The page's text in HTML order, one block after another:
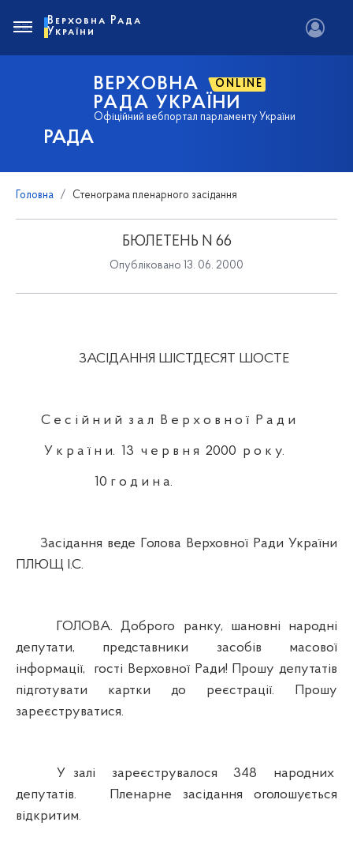
РАДА
ВЕРХОВНА ONLINE
РАДА УКРАЇНИ
Офіційний вебпортал парламенту України
Верховна Рада
України
Головна Стенограма пленарного засідання
БЮЛЕТЕНЬ N 66
Опубліковано 13. 06. 2000
ЗАСІДАННЯ ШІСТДЕСЯТ ШОСТЕ
С е с і й н и й з а л В е р х о в н о ї Р а д и
У к р а ї н и. 13 ч е р в н я 2000 р о к у.
10 г о д и н а.
Засідання веде Голова Верховної Ради України
ПЛЮЩ І.С.
ГОЛОВА. Доброго ранку, шановні народні
депутати, представники засобів масової
інформації, гості Верховної Ради! Прошу депутатів
підготувати картки до реєстрації. Прошу
зареєструватися.
У залі зареєструвалося 348 народних
депутатів. Пленарне засідання оголошується
відкритим.